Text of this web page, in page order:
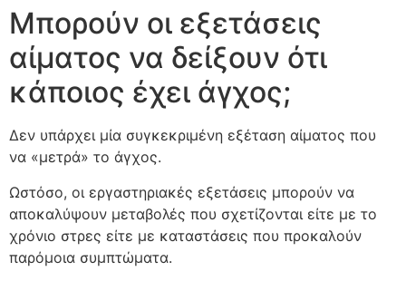
Μπορούν οι εξετάσεις
αίματος να δείξουν ότι
κάποιος έχει άγχος;
Δεν υπάρχει μία συγκεκριμένη εξέταση αίματος που
να «μετρά» το άγχος.
Ωστόσο, οι εργαστηριακές εξετάσεις μπορούν να
αποκαλύψουν μεταβολές που σχετίζονται είτε με το
χρόνιο στρες είτε με καταστάσεις που προκαλούν
παρόμοια συμπτώματα.